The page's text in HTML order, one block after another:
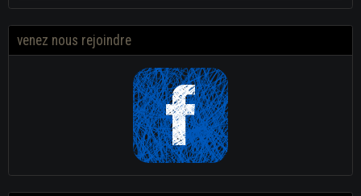
venez nous rejoindre